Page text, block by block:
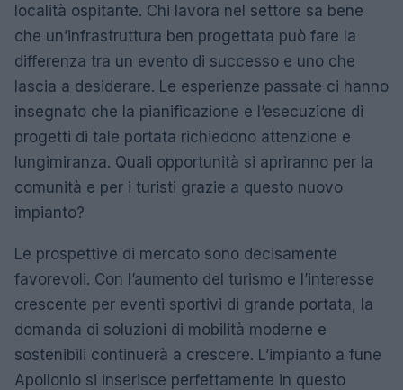
località ospitante. Chi lavora nel settore sa bene
che un’infrastruttura ben progettata può fare la
differenza tra un evento di successo e uno che
lascia a desiderare. Le esperienze passate ci hanno
insegnato che la pianificazione e l’esecuzione di
progetti di tale portata richiedono attenzione e
lungimiranza. Quali opportunità si apriranno per la
comunità e per i turisti grazie a questo nuovo
impianto?
Le prospettive di mercato sono decisamente
favorevoli. Con l’aumento del turismo e l’interesse
crescente per eventi sportivi di grande portata, la
domanda di soluzioni di mobilità moderne e
sostenibili continuerà a crescere. L’impianto a fune
Apollonio si inserisce perfettamente in questo